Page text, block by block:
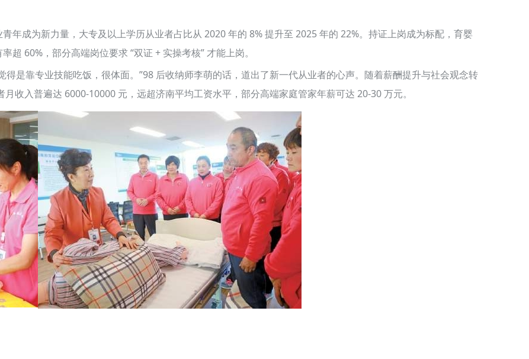
年成为新力量，大专及以上学历从业者占比从 2020 年的 8% 提升至 2025 年的 22%。持证上岗成为标配，育婴
60%，部分高端岗位要求 “双证 + 实操考核” 才能上岗。
得是靠专业技能吃饭，很体面。”98 后收纳师李萌的话，道出了新一代从业者的心声。随着薪酬提升与社会观念转
收入普遍达 6000-10000 元，远超济南平均工资水平，部分高端家庭管家年薪可达 20-30 万元。